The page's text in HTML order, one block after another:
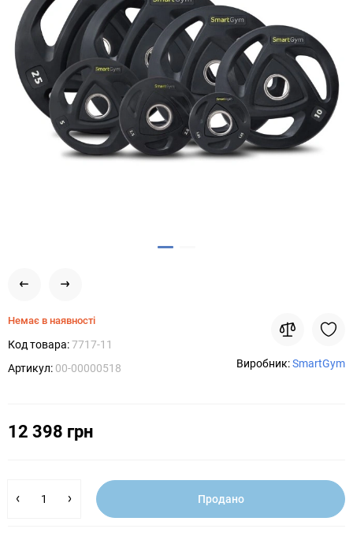
Немає в наявності
Код товара:7717-11
Артикул: 00-00000518 Виробник:SmartGym
12 398 грн
Продано